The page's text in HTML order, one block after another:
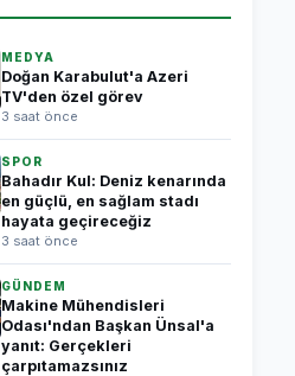
MEDYA
Doğan Karabulut'a Azeri
TV'den özel görev
3 saat önce
SPOR
Bahadır Kul: Deniz kenarında
en güçlü, en sağlam stadı
hayata geçireceğiz
3 saat önce
GÜNDEM
Makine Mühendisleri
Odası'ndan Başkan Ünsal'a
yanıt: Gerçekleri
çarpıtamazsınız